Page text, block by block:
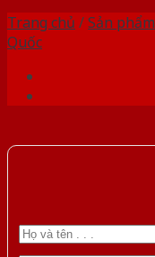
Trang chủ /Sản phẩm
Quốc